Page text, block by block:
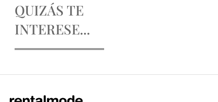
QUIZÁS TE
INTERESE...